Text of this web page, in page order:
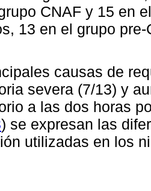
CNAF y 15 en
13 en el grupo
causas de
severa (7/13) y
a las dos horas
) se expresan las
utilizadas en los